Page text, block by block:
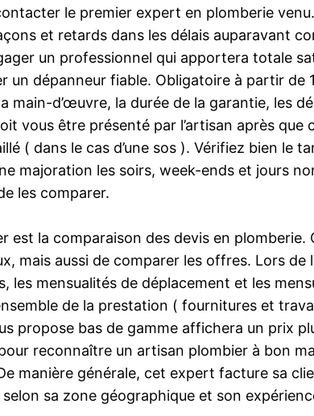
le premier expert en plomberie
et retards dans les délais auparavant
un professionnel qui apportera totale
un dépanneur fiable. Obligatoire à partir
main-d’œuvre, la durée de la garantie, les
vous être présenté par l’artisan après
( dans le cas d’une sos ). Vérifiez bien le
majoration les soirs, week-ends et jours
les comparer.
est la comparaison des devis en
mais aussi de comparer les offres. Lors
les mensualités de déplacement et les
de la prestation ( fournitures et
propose bas de gamme affichera un prix
reconnaître un artisan plombier à bon
manière générale, cet expert facture sa
sa zone géographique et son